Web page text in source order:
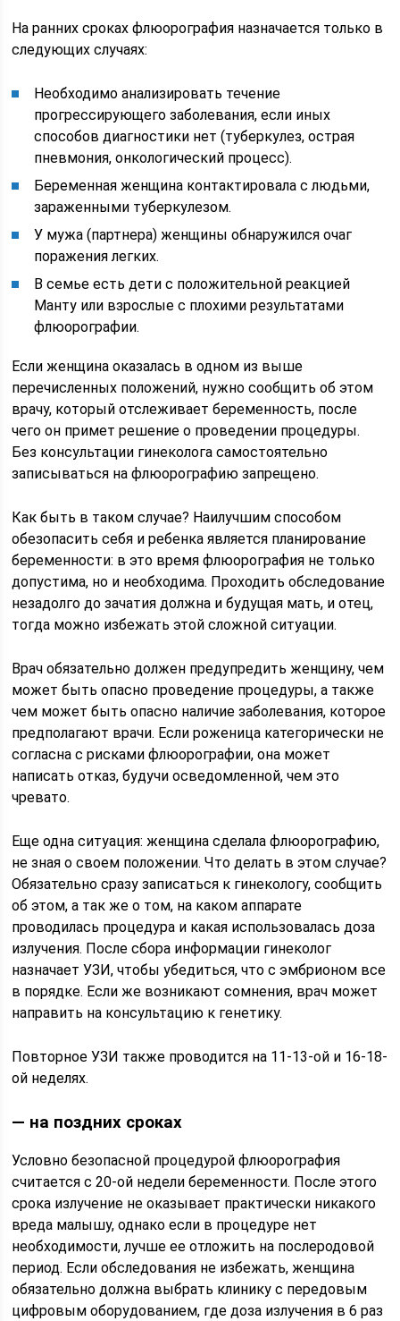
На ранних сроках флюорография назначается только в
следующих случаях:
Необходимо анализировать течение
прогрессирующего заболевания, если иных
способов диагностики нет (туберкулез, острая
пневмония, онкологический процесс).
Беременная женщина контактировала с людьми,
зараженными туберкулезом.
У мужа (партнера) женщины обнаружился очаг
поражения легких.
В семье есть дети с положительной реакцией
Манту или взрослые с плохими результатами
флюорографии.
Если женщина оказалась в одном из выше
перечисленных положений, нужно сообщить об этом
врачу, который отслеживает беременность, после
чего он примет решение о проведении процедуры.
Без консультации гинеколога самостоятельно
записываться на флюорографию запрещено.
Как быть в таком случае? Наилучшим способом
обезопасить себя и ребенка является планирование
беременности: в это время флюорография не только
допустима, но и необходима. Проходить обследование
незадолго до зачатия должна и будущая мать, и отец,
тогда можно избежать этой сложной ситуации.
Врач обязательно должен предупредить женщину, чем
может быть опасно проведение процедуры, а также
чем может быть опасно наличие заболевания, которое
предполагают врачи. Если роженица категорически не
согласна с рисками флюорографии, она может
написать отказ, будучи осведомленной, чем это
чревато.
Еще одна ситуация: женщина сделала флюорографию,
не зная о своем положении. Что делать в этом случае?
Обязательно сразу записаться к гинекологу, сообщить
об этом, а так же о том, на каком аппарате
проводилась процедура и какая использовалась доза
излучения. После сбора информации гинеколог
назначает УЗИ, чтобы убедиться, что с эмбрионом все
в порядке. Если же возникают сомнения, врач может
направить на консультацию к генетику.
Повторное УЗИ также проводится на 11-13-ой и 16-18-
ой неделях.
— на поздних сроках
Условно безопасной процедурой флюорография
считается с 20-ой недели беременности. После этого
срока излучение не оказывает практически никакого
вреда малышу, однако если в процедуре нет
необходимости, лучше ее отложить на послеродовой
период. Если обследования не избежать, женщина
обязательно должна выбрать клинику с передовым
цифровым оборудованием, где доза излучения в 6 раз